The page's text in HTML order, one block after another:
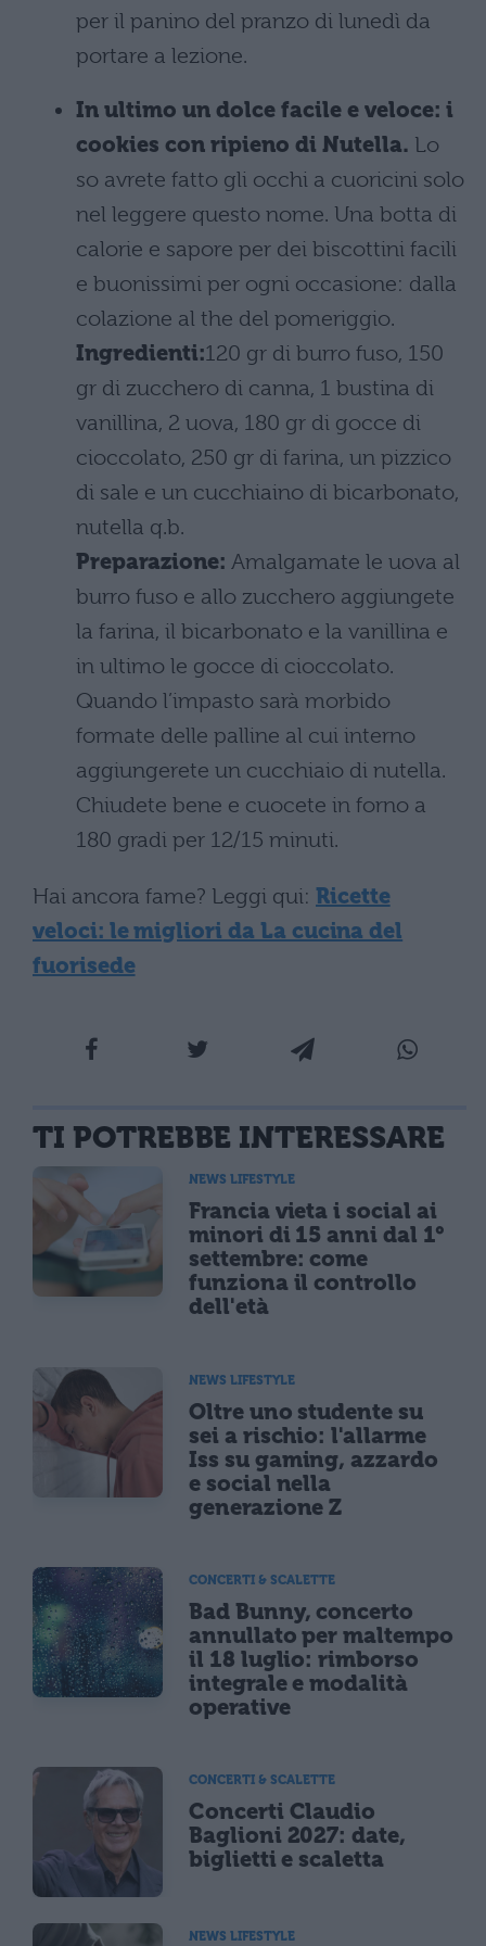
per il panino del pranzo di lunedì da
portare a lezione.
In ultimo un dolce facile e veloce: i
cookies con ripieno di Nutella. Lo
so avrete fatto gli occhi a cuoricini solo
nel leggere questo nome. Una botta di
calorie e sapore per dei biscottini facili
e buonissimi per ogni occasione: dalla
colazione al the del pomeriggio.
Ingredienti:120 gr di burro fuso, 150
gr di zucchero di canna, 1 bustina di
vanillina, 2 uova, 180 gr di gocce di
cioccolato, 250 gr di farina, un pizzico
di sale e un cucchiaino di bicarbonato,
nutella q.b.
Preparazione: Amalgamate le uova al
burro fuso e allo zucchero aggiungete
la farina, il bicarbonato e la vanillina e
in ultimo le gocce di cioccolato.
Quando l’impasto sarà morbido
formate delle palline al cui interno
aggiungerete un cucchiaio di nutella.
Chiudete bene e cuocete in forno a
180 gradi per 12/15 minuti.
Hai ancora fame? Leggi qui: Ricette
veloci: le migliori da La cucina del
fuorisede
TI POTREBBE INTERESSARE
NEWS LIFESTYLE
Francia vieta i social ai
minori di 15 anni dal 1°
settembre: come
funziona il controllo
dell'età
NEWS LIFESTYLE
Oltre uno studente su
sei a rischio: l'allarme
Iss su gaming, azzardo
e social nella
generazione Z
CONCERTI & SCALETTE
Bad Bunny, concerto
annullato per maltempo
il 18 luglio: rimborso
integrale e modalità
operative
CONCERTI & SCALETTE
Concerti Claudio
Baglioni 2027: date,
biglietti e scaletta
NEWS LIFESTYLE